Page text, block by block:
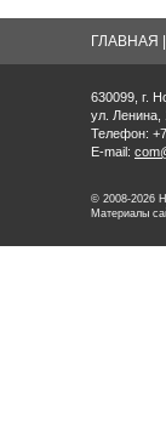
ГЛАВНАЯ
630099, г.
ул. Ленина,
Телефон:
E-mail:
© 2008-2026
Материалы